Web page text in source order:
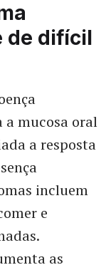
de difícil
mucosa oral
a resposta
incluem
e
as